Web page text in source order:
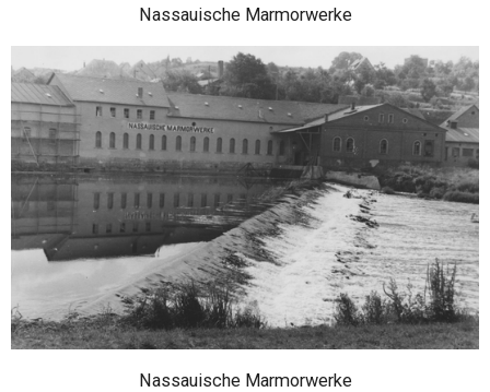
Nassauische Marmorwerke
Nassauische Marmorwerke